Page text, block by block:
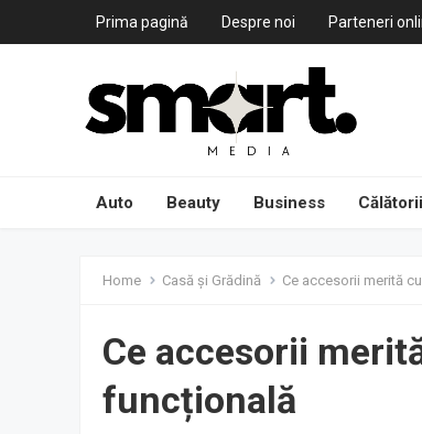
Prima pagină Despre noi Parteneri
Auto Beauty Business Călătorii
Home Casă și Grădină Ce accesorii merită
Ce accesorii
funcțională